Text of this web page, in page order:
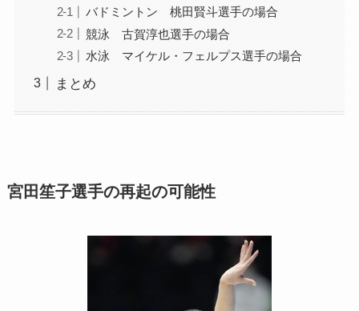
バドミントン 桃田賢斗選手の場合
競泳 古賀淳也選手の場合
水泳 マイケル・フェルプス選手の場合
まとめ
宮田笙子選手の再起の可能性